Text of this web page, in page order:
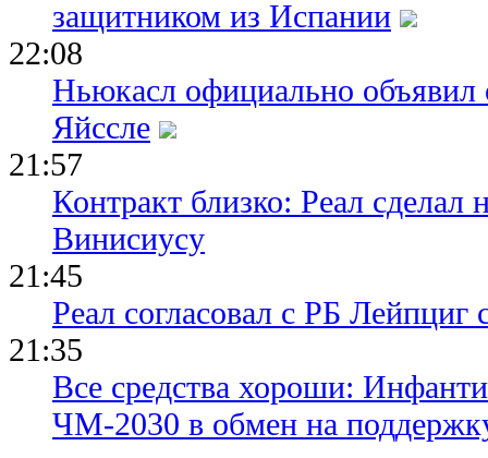
защитником из Испании
22:08
Ньюкасл официально объявил
Яйссле
21:57
Контракт близко: Реал сделал
Винисиусу
21:45
Реал согласовал с РБ
21:35
Все средства хороши:
ЧМ-2030 в обмен на